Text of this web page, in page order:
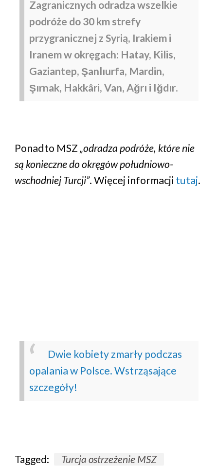
Zagranicznych odradza wszelkie
podróże do 30 km strefy
przygranicznej z Syrią, Irakiem i
Iranem w okręgach: Hatay, Kilis,
Gaziantep, Şanlıurfa, Mardin,
Şırnak, Hakkâri, Van, Ağrı i Iğdır.
Ponadto MSZ„odradza podróże, które nie
są konieczne do okręgów południowo-
wschodniej Turcji”. Więcej informacji tutaj.
Dwie kobiety zmarły podczas
opalania w Polsce. Wstrząsające
szczegóły!
Tagged: Turcja ostrzeżenie MSZ